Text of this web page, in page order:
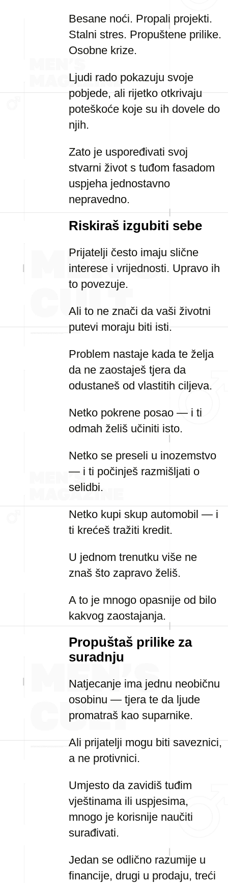
Besane noći. Propali projekti.
Stalni stres. Propuštene prilike.
Osobne krize.
Ljudi rado pokazuju svoje
pobjede, ali rijetko otkrivaju
poteškoće koje su ih dovele do
njih.
Zato je uspoređivati svoj
stvarni život s tuđom fasadom
uspjeha jednostavno
nepravedno.
Riskiraš izgubiti sebe
Prijatelji često imaju slične
interese i vrijednosti. Upravo ih
to povezuje.
Ali to ne znači da vaši životni
putevi moraju biti isti.
Problem nastaje kada te želja
da ne zaostaješ tjera da
odustaneš od vlastitih ciljeva.
Netko pokrene posao — i ti
odmah želiš učiniti isto.
Netko se preseli u inozemstvo
— i ti počinješ razmišljati o
selidbi.
Netko kupi skup automobil — i
ti krećeš tražiti kredit.
U jednom trenutku više ne
znaš što zapravo želiš.
A to je mnogo opasnije od bilo
kakvog zaostajanja.
Propuštaš prilike za
suradnju
Natjecanje ima jednu neobičnu
osobinu — tjera te da ljude
promatraš kao suparnike.
Ali prijatelji mogu biti saveznici,
a ne protivnici.
Umjesto da zavidiš tuđim
vještinama ili uspjesima,
mnogo je korisnije naučiti
surađivati.
Jedan se odlično razumije u
financije, drugi u prodaju, treći